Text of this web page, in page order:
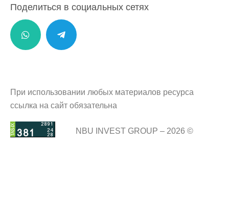
Поделиться в социальных сетях
При использовании любых материалов ресурса
ссылка на сайт обязательна
NBU INVEST GROUP – 2026 ©